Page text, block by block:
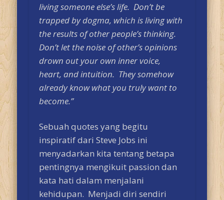
living someone else’s life. Don’t be
trapped by dogma, which is living with
the results of other people’s thinking.
Don’t let the noise of other’s opinions
drown out your own inner voice,
heart, and intuition. They somehow
already know what you truly want to
become.”
Sebuah quotes yang begitu
inspiratif dari Steve Jobs ini
menyadarkan kita tentang betapa
pentingnya mengikuit passion dan
kata hati dalam menjalani
kehidupan. Menjadi diri sendiri